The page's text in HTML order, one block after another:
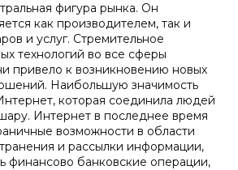
фигура рынка. Он
как производителем, так и
и услуг. Стремительное
технологий во все сферы
привело к возникновению новых
Наибольшую значимость
которая соединила людей
Интернет в последнее время
возможности в области
и рассылки информации,
финансово банковские операции,